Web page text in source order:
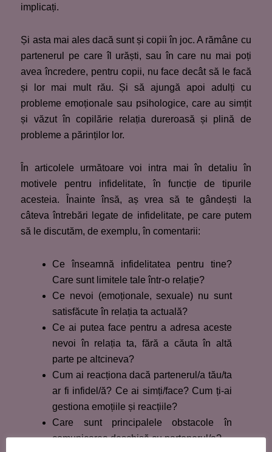
implicați.
Și asta mai ales dacă sunt și copii în joc. A rămâne cu
partenerul pe care îl urăști, sau în care nu mai poți
avea încredere, pentru copii, nu face decât să le facă
și lor mai mult rău. Și să ajungă apoi adulți cu
probleme emoționale sau psihologice, care au simțit
și văzut în copilărie relația dureroasă și plină de
probleme a părinților lor.
În articolele următoare voi intra mai în detaliu în
motivele pentru infidelitate, în funcție de tipurile
acesteia. Înainte însă, aș vrea să te gândești la
câteva întrebări legate de infidelitate, pe care putem
să le discutăm, de exemplu, în comentarii:
Ce înseamnă infidelitatea pentru tine?
Care sunt limitele tale într-o relație?
Ce nevoi (emoționale, sexuale) nu sunt
satisfăcute în relația ta actuală?
Ce ai putea face pentru a adresa aceste
nevoi în relația ta, fără a căuta în altă
parte pe altcineva?
Cum ai reacționa dacă partenerul/a tău/ta
ar fi infidel/ă? Ce ai simți/face? Cum ți-ai
gestiona emoțiile și reacțiile?
Care sunt principalele obstacole în
comunicarea deschisă cu partenerul/a?